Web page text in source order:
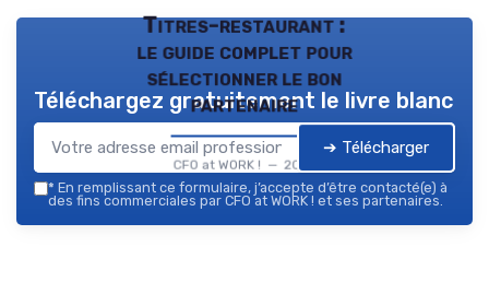
Titres-restaurant :
le guide complet pour
sélectionner le bon
partenaire
CFO at WORK ! — 2026
Téléchargez gratuitement le livre blanc
➔ Télécharger
* En remplissant ce formulaire, j’accepte d’être contacté(e) à
des fins commerciales par CFO at WORK ! et ses partenaires.